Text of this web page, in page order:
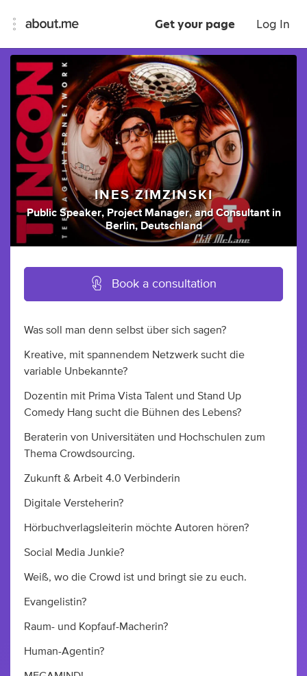
Get your page Log In
INES ZIMZINSKI
Public Speaker, Project Manager, andConsultant in
Berlin, Deutschland
Book a consultation
Was soll man denn selbst über sich sagen?
Kreative, mit spannendem Netzwerk sucht die
variable Unbekannte?
Dozentin mit Prima Vista Talent und Stand Up
Comedy Hang sucht die Bühnen des Lebens?
Beraterin von Universitäten und Hochschulen zum
Thema Crowdsourcing.
Zukunft & Arbeit 4.0 Verbinderin
Digitale Versteherin?
Hörbuchverlagsleiterin möchte Autoren hören?
Social Media Junkie?
Weiß, wo die Crowd ist und bringt sie zu euch.
Evangelistin?
Raum- und Kopfauf-Macherin?
Human-Agentin?